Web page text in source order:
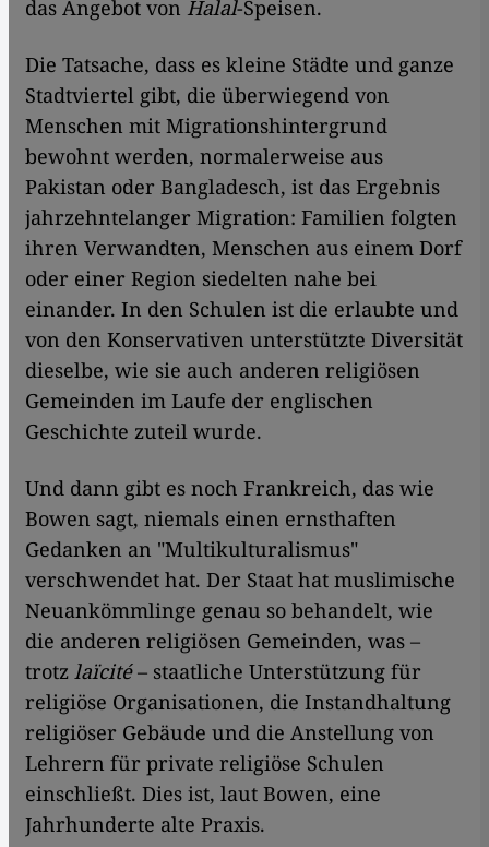
das Angebot von Halal-Speisen.
Die Tatsache, dass es kleine Städte und ganze
Stadtviertel gibt, die überwiegend von
Menschen mit Migrationshintergrund
bewohnt werden, normalerweise aus
Pakistan oder Bangladesch, ist das Ergebnis
jahrzehntelanger Migration: Familien folgten
ihren Verwandten, Menschen aus einem Dorf
oder einer Region siedelten nahe bei
einander. In den Schulen ist die erlaubte und
von den Konservativen unterstützte Diversität
dieselbe, wie sie auch anderen religiösen
Gemeinden im Laufe der englischen
Geschichte zuteil wurde.
Und dann gibt es noch Frankreich, das wie
Bowen sagt, niemals einen ernsthaften
Gedanken an "Multikulturalismus"
verschwendet hat. Der Staat hat muslimische
Neuankömmlinge genau so behandelt, wie
die anderen religiösen Gemeinden, was –
trotz laïcité– staatliche Unterstützung für
religiöse Organisationen, die Instandhaltung
religiöser Gebäude und die Anstellung von
Lehrern für private religiöse Schulen
einschließt. Dies ist, laut Bowen, eine
Jahrhunderte alte Praxis.